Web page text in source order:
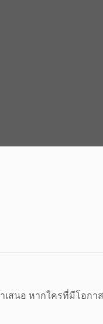
สนอ หากใครที่มีโอกา